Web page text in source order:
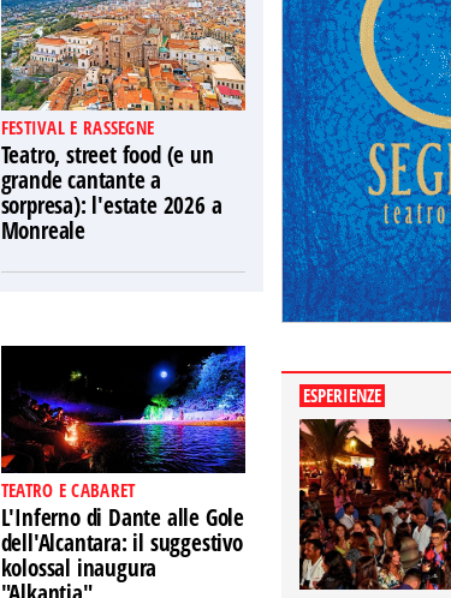
FESTIVAL E RASSEGNE
Teatro, street food (e un
grande cantante a
sorpresa): l'estate 2026 a
Monreale
TEATRO E CABARET
L'Inferno di Dante alle Gole
dell'Alcantara: il suggestivo
kolossal inaugura
ESPERIENZE